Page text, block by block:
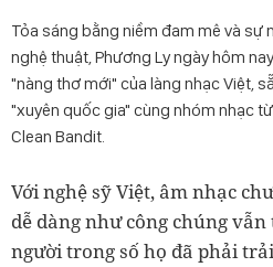
Tỏa sáng bằng niềm đam mê và
nghệ thuật, Phương Ly ngày hôm
"nàng thơ mới" của làng nhạc Việt,
"xuyên quốc gia" cùng nhóm nhạc
Clean Bandit.
Với nghệ sỹ Việt, âm nhạc
dễ dàng như công chúng
người trong số họ đã phải